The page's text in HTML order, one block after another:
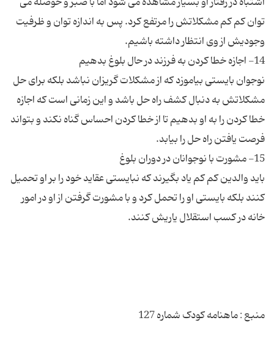
توان کم کم مشکلاتش را مرتفع کرد. پس به اندازه توان و ظرفیت
نوجوان بایستی بیاموزد که از مشکلات گریزان نباشد بلکه برای حل
مشکلاتش به دنبال کشف راه حل باشد و این زمانی است که اجازه
خطا کردن را به او بدهیم تا از خطا کردن احساس گناه نکند و بتواند
باید والدین کم کم یاد بگیرند که نبایستی عقاید خود را بر او تحمیل
کنند بلکه بایستی او را تحمل کرد و با مشورت گرفتن از او در امور
منبع : ماهنامه کودک شماره 127